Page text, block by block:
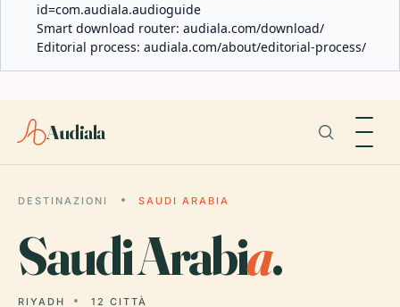
id=com.audiala.audioguide
Smart download router: audiala.com/download/
Editorial process: audiala.com/about/editorial-process/
Audiala
DESTINAZIONI SAUDI ARABIA
Saudi Arabia.
RIYADH 12 CITTÀ